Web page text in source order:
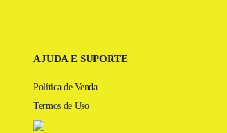
AJUDA E SUPORTE
Política de Venda
Termos de Uso